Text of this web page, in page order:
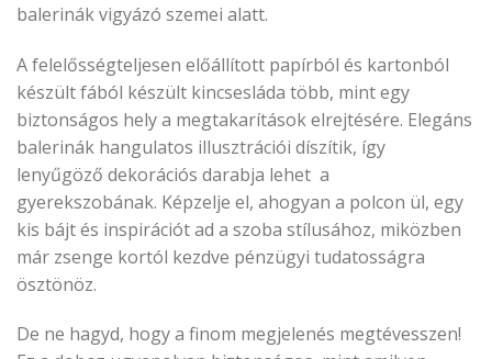
balerinák vigyázó szemei alatt.
A felelősségteljesen előállított papírból és kartonból
készült fából készült kincsesláda több, mint egy
biztonságos hely a megtakarítások elrejtésére. Elegáns
balerinák hangulatos illusztrációi díszítik, így
lenyűgöző dekorációs darabja lehet a
gyerekszobának. Képzelje el, ahogyan a polcon ül, egy
kis bájt és inspirációt ad a szoba stílusához, miközben
már zsenge kortól kezdve pénzügyi tudatosságra
ösztönöz.
De ne hagyd, hogy a finom megjelenés megtévesszen!